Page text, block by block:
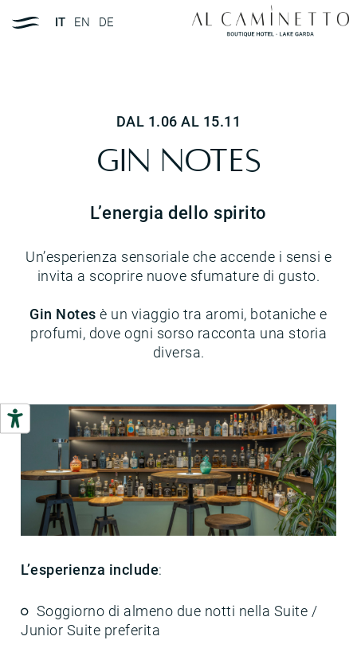
IT EN DE
DAL 1.06 AL 15.11
Gin notes
L’energia dello spirito
Un’esperienza sensoriale che accende i sensi e
invita a scoprire nuove sfumature di gusto.
Gin Notes è un viaggio tra aromi, botaniche e
profumi, dove ogni sorso racconta una storia
diversa.
L’esperienza include:
Soggiorno di almeno due notti nella Suite /
Junior Suite preferita